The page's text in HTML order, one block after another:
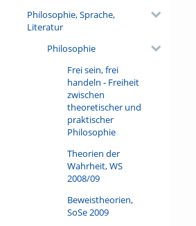
Philosophie, Sprache,
Literatur
Philosophie
Frei sein, frei
handeln - Freiheit
zwischen
theoretischer und
praktischer
Philosophie
Theorien der
Wahrheit, WS
2008/09
Beweistheorien,
SoSe 2009